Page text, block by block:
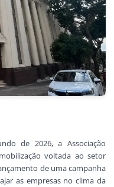
de 2026, a Associação
voltada ao setor
de uma campanha
as empresas no clima da